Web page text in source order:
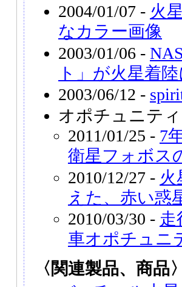
2004/01/07 - 火
なカラー画像
2003/01/06 -
ト」が火星着
2003/06/12 -
オポチュニテ
2011/01/25 - 7
衛星フォボス
2010/12/27 -
えた、赤い惑
2010/03/30 - 走
車オポチュニ
〈関連製品、商品〉